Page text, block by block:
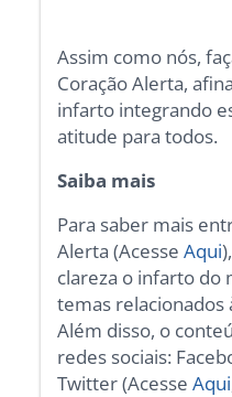
Assim como nós,
Coração Alerta,
infarto integrando
atitude para todos.
Saiba mais
Para saber mais
Alerta (AcesseAqui
clareza o infarto do
temas relacionados
Além disso, o
redes sociais:
Twitter (AcesseAqui